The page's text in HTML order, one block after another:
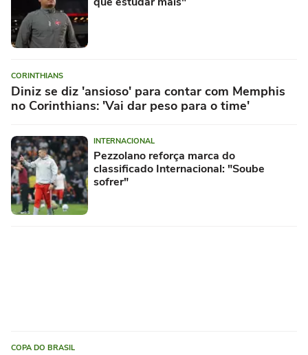
CORINTHIANS
Diniz se diz 'ansioso' para contar com Memphis
no Corinthians: 'Vai dar peso para o time'
INTERNACIONAL
Pezzolano reforça marca do
classificado Internacional: "Soube
sofrer"
COPA DO BRASIL